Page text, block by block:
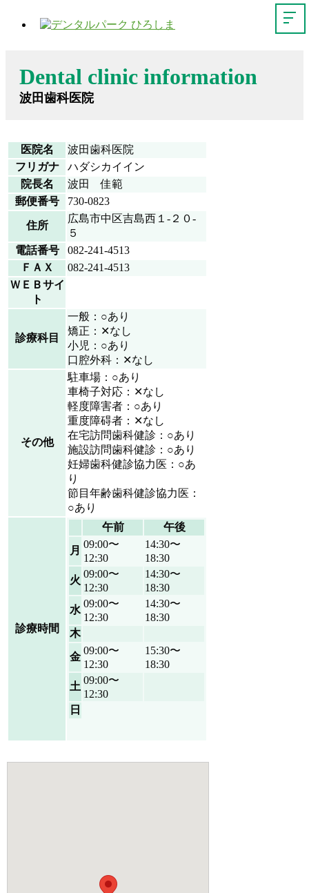
Dental clinic information
波田歯科医院
医院名
波田歯科医院
フリガナ
ハダシカイイン
院長名
波田 佳範
郵便番号
730-0823
住所
広島市中区吉島西１-２０-
５
電話番号
082-241-4513
ＦＡＸ
082-241-4513
ＷＥＢサイ
ト
診療科目
一般：○あり
矯正：✕なし
小児：○あり
口腔外科：✕なし
その他
駐車場：○あり
車椅子対応：✕なし
軽度障害者：○あり
重度障碍者：✕なし
在宅訪問歯科健診：○あり
施設訪問歯科健診：○あり
妊婦歯科健診協力医：○あ
り
節目年齢歯科健診協力医：
○あり
診療時間
午前
午後
月
09:00〜
12:30
14:30〜
18:30
火
09:00〜
12:30
14:30〜
18:30
水
09:00〜
12:30
14:30〜
18:30
木
金
09:00〜
12:30
15:30〜
18:30
土
09:00〜
12:30
日